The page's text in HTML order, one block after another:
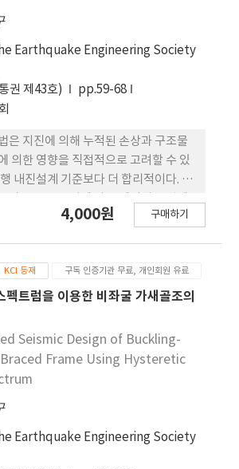
처짐량이 작은 것으로 나타났다.
Earthquake Engineering Society
권 제43호)
pp.59-68
은 지진에 의해 누적된 손상과 구조물
의한 영향을 직접적으로 고려할 수 있
내진설계 기준보다 더 합리적이다. 그
구자들의 합의가 아직 도출되지 않고 있
진기록을 이용하여 평가하고 기존 연구
였다. 해석 결과에 따르면 연성비와 지
에너지에 상당한 영향을 주는 것으로
력에너지에 대한 이력에너지비는 연성
강한 지진파의 지속시간에 많은 영향을
조건에 따른 변화는 작았다.
4,000원 구매하기
KCI 등재 구독 인증기관 무료, 개인회원 유료
펙트럼을 이용한 비좌굴 가새골조의
Seismic Design of Buckling-
Frame Using Hysteretic
Earthquake Engineering Society